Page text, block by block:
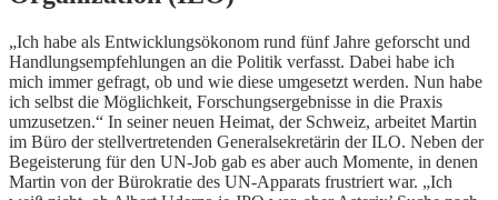
„Ich habe als Entwicklungsökonom rund fünf Jahre geforscht und
Handlungsempfehlungen an die Politik verfasst. Dabei habe ich
mich immer gefragt, ob und wie diese umgesetzt werden. Nun habe
ich selbst die Möglichkeit, Forschungsergebnisse in die Praxis
umzusetzen.“ In seiner neuen Heimat, der Schweiz, arbeitet Martin
im Büro der stellvertretenden Generalsekretärin der ILO. Neben der
Begeisterung für den UN-Job gab es aber auch Momente, in denen
Martin von der Bürokratie des UN-Apparats frustriert war. „Ich